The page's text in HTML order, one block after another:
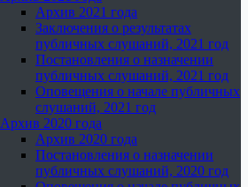
Архив 2021 года
Заключения о результатах
публичных слушаний, 2021 год
Постановления о назначении
публичных слушаний, 2021 год
Оповещения о начале публичных
слушаний, 2021 год
Архив 2020 года
Архив 2020 года
Постановления о назначении
публичных слушаний, 2020 год